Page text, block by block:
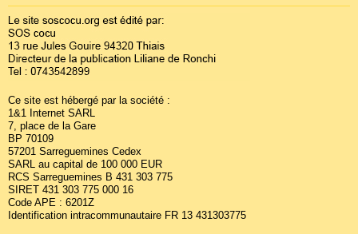
Ce site est hébergé par la société :
1&1 Internet SARL
7, place de la Gare
BP 70109
57201 Sarreguemines Cedex
SARL au capital de 100 000 EUR
RCS Sarreguemines B 431 303 775
SIRET 431 303 775 000 16
Code APE : 6201Z
Identification intracommunautaire FR 13 431303775